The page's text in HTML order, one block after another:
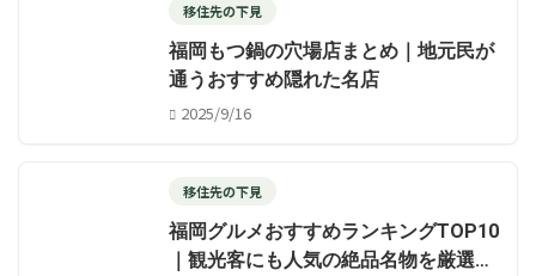
移住先の下見
福岡もつ鍋の穴場店まとめ｜地元民が
通うおすすめ隠れた名店
2025/9/16
移住先の下見
福岡グルメおすすめランキングTOP10
｜観光客にも人気の絶品名物を厳選紹